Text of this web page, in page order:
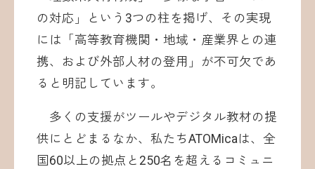
の対応」という3つの柱を掲げ、その実現
には「高等教育機関・地域・産業界との連
携、および外部人材の登用」が不可欠であ
ると明記しています。
多くの支援がツールやデジタル教材の提
供にとどまるなか、私たちATOMicaは、全
国60以上の拠点と250名を超えるコミュニ